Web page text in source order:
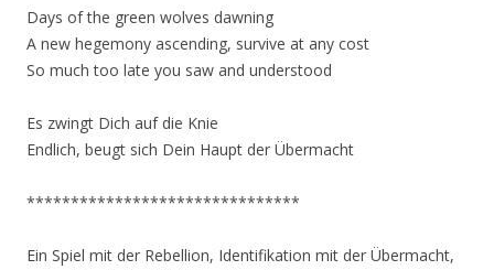
Days of the green wolves dawning
A new hegemony ascending, survive at any cost
So much too late you saw and understood
Es zwingt Dich auf die Knie
Endlich, beugt sich Dein Haupt der Übermacht
*******************************
Ein Spiel mit der Rebellion, Identifikation mit der Übermacht,